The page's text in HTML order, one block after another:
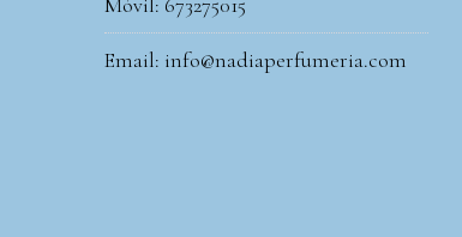
Email: info@nadiaperfumeria.com